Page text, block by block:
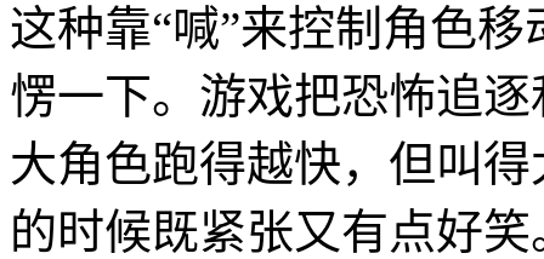
这种靠“喊”来控制角色
愣一下。游戏把恐怖追逐
大角色跑得越快，但叫
的时候既紧张又有点好笑